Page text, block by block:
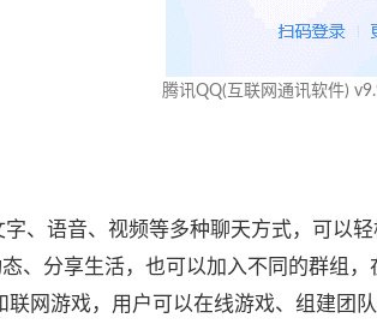
腾讯QQ(互联网通讯软件)
字、语音、视频等多种聊天方式，可以
、分享生活，也可以加入不同的群组
联网游戏，用户可以在线游戏、组建团